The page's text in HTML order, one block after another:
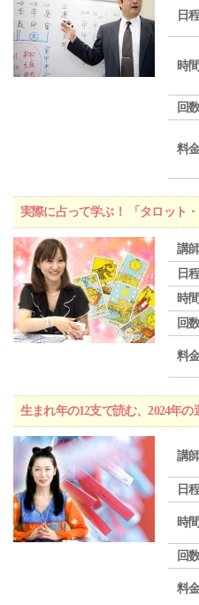
日
時間
回
料
実際に占って学ぶ！ 「タロット・
講
日
時間
回
料
生まれ年の12支で読む、2024年の
講
日
時間
回
料